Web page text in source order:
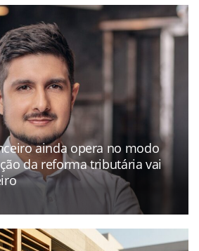
ainda opera no modo
da reforma tributária vai